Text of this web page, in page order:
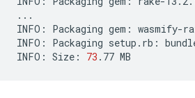
...
INFO:
Packaging gem: wasmify-
INFO:
Packaging setup.rb:
INFO: Size: 73 .77